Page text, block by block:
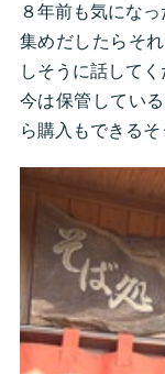
８年前も気になっ
集めだしたらそ
しそうに話してく
今は保管してい
ら購入もできるそ